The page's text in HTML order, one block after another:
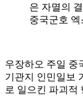
은 자멸의
중국군호 엑
우장하오 주일 중
기관지 인민일보
로 일으킨 파괴적